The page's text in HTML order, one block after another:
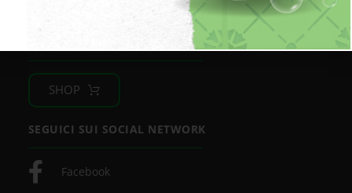
Privacy Policy
Condizioni di vendita
ACQUISTA SUL NOSTRO SHOP
SHOP
SEGUICI SUI SOCIAL NETWORK
Facebook